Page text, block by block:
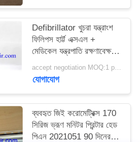
Defibrillator খুচরা যন্ত্রাংশ
ফিলিপস হার্ট্ট এক্সএল +
মেডিকেল যন্ত্রপাতি রক্ষণাবেক্ষণের
জন্য Defibrillator ক্যাপাসিটিaccept negotiation MOQ:1 pcs
যোগাযোগ
ব্যবহৃত জিই করোমেট্রিক্স 170
সিরিজ ভ্রূণ মনিটর প্রিন্টার হেড
পিএন 2021051 90 দিনের